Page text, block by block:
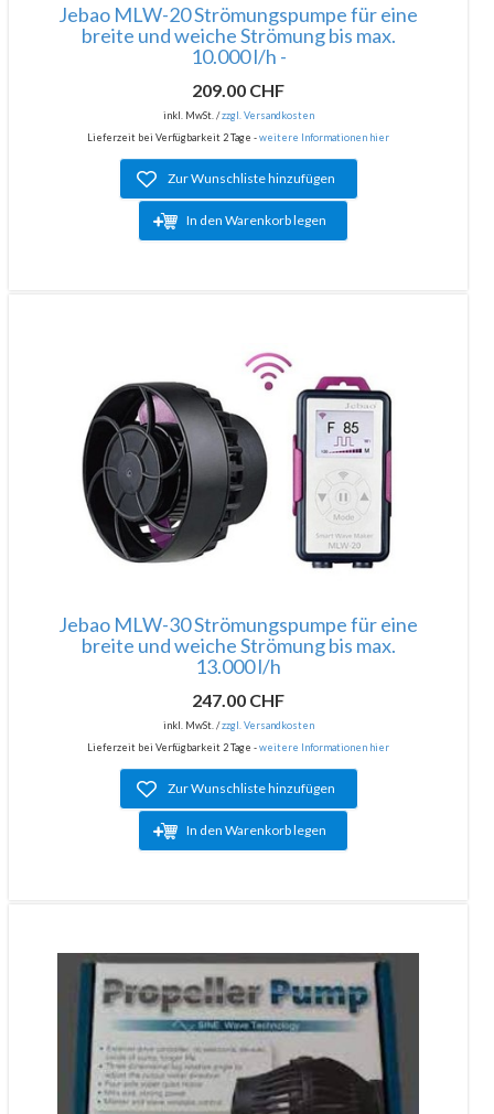
Jebao MLW-20 Strömungspumpe für eine
breite und weiche Strömung bis max.
10.000 l/h -
209.00 CHF
inkl. MwSt. /zzgl. Versandkosten
Lieferzeit bei Verfügbarkeit 2 Tage -weitere Informationen hier
Zur Wunschliste hinzufügen
In den Warenkorb legen
Jebao MLW-30 Strömungspumpe für eine
breite und weiche Strömung bis max.
13.000 l/h
247.00 CHF
inkl. MwSt. /zzgl. Versandkosten
Lieferzeit bei Verfügbarkeit 2 Tage -weitere Informationen hier
Zur Wunschliste hinzufügen
In den Warenkorb legen